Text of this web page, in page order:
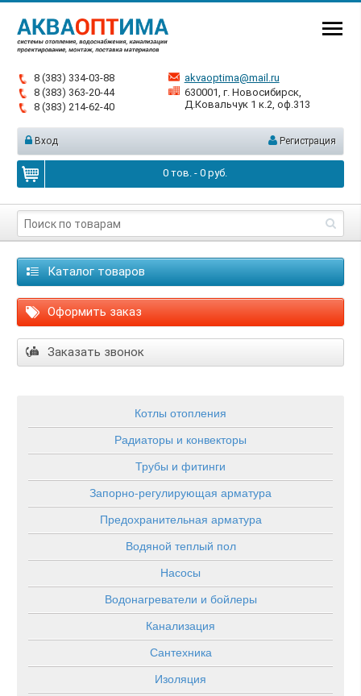
8 (383) 334-03-88
8 (383) 363-20-44
8 (383) 214-62-40
akvaoptima@mail.ru
630001, г. Новосибирск,
Д.Ковальчук 1 к.2, оф.313
Вход Регистрация
0тов. - 0руб.
Каталог товаров
Оформить заказ
Заказать звонок
Котлы отопления
Радиаторы и конвекторы
Трубы и фитинги
Запорно-регулирующая арматура
Предохранительная арматура
Водяной теплый пол
Насосы
Водонагреватели и бойлеры
Канализация
Сантехника
Изоляция